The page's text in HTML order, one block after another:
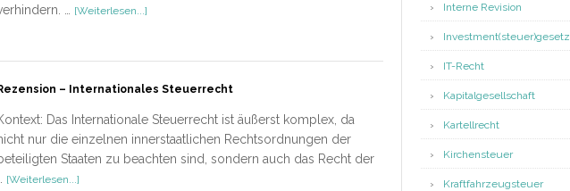
…
[Weiterlesen...]
– Internationales Steuerrecht
Das Internationale Steuerrecht ist äußerst komplex, da
nur die einzelnen innerstaatlichen Rechtsordnungen der
Staaten zu beachten sind, sondern auch das Recht der
[Weiterlesen...]
Interne Revision
Investment(steuer)gesetz
IT-Recht
Kapitalgesellschaft
Kartellrecht
Kirchensteuer
Kraftfahrzeugsteuer